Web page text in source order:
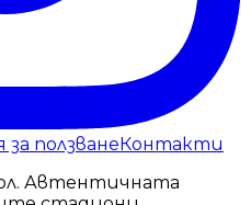
за ползванеКонтакти
Автентичната